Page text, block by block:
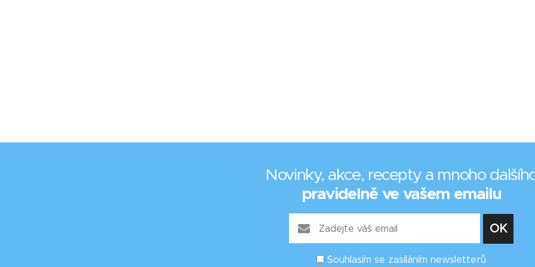
Novinky, akce, recepty a mnoho
pravidelně ve vašem emailu
Souhlasím se zasíláním newsletterů